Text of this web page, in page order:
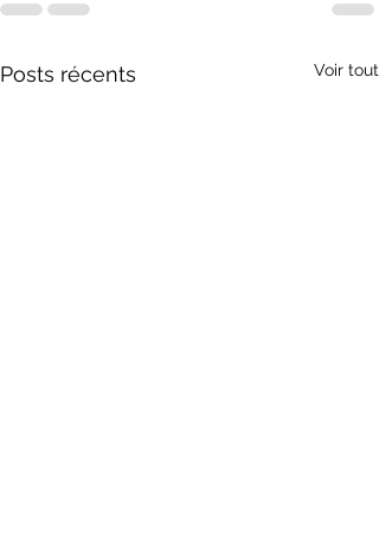
Posts récents Voir tout